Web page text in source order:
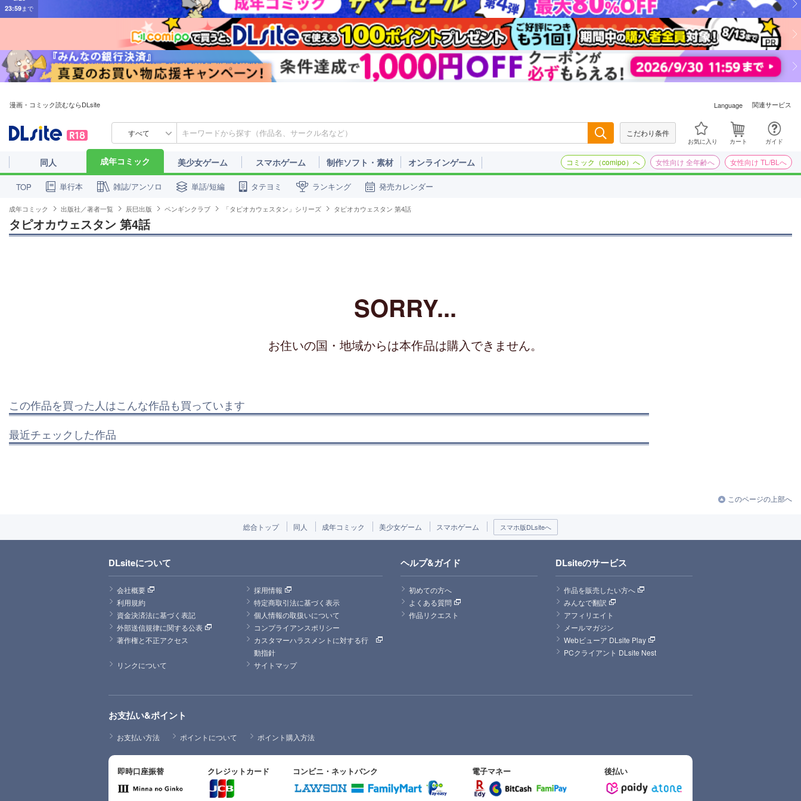
漫画・コミック読むならDLsite Language 関連サービス
すべて こだわり条件
お気に入り カート ガイド
同人 成年コミック 美少女ゲーム スマホゲーム 制作ソフト・素材 オンラインゲーム コミック（comipo）へ 女性向け 全年齢へ 女性向け TL/BLへ
TOP 単行本 雑誌/アンソロ 単話/短編 タテヨミ ランキング 発売カレンダー
成年コミック 出版社／著者一覧 辰巳出版 ペンギンクラブ 「タピオカウェスタン」シリーズ タピオカウェスタン 第4話
タピオカウェスタン 第4話
SORRY...
お住いの国・地域からは本作品は購入できません。
この作品を買った人はこんな作品も買っています
最近チェックした作品
このページの上部へ
総合トップ 同人 成年コミック 美少女ゲーム スマホゲーム スマホ版DLsiteへ
DLsiteについて
会社概要
採用情報
利用規約
特定商取引法に基づく表示
資金決済法に基づく表記
個人情報の取扱いについて
外部送信規律に関する公表
コンプライアンスポリシー
著作権と不正アクセス
カスタマーハラスメントに対する行
動指針
リンクについて
サイトマップ
ヘルプ&ガイド
初めての方へ
よくある質問
作品リクエスト
DLsiteのサービス
作品を販売したい方へ
みんなで翻訳
アフィリエイト
メールマガジン
Webビューア DLsite Play
PCクライアント DLsite Nest
お支払い&ポイント
お支払い方法 ポイントについて ポイント購入方法
即時口座振替 クレジットカード コンビニ・ネットバンク 電子マネー 後払い